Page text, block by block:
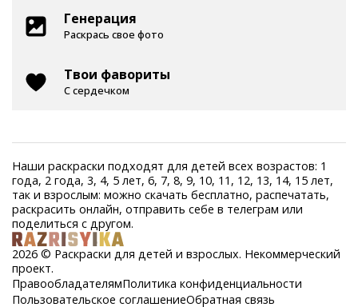
Генерация
Раскрась свое фото
Твои фавориты
С сердечком
Наши раскраски подходят для детей всех возрастов: 1
года, 2 года, 3, 4, 5 лет, 6, 7, 8, 9, 10, 11, 12, 13, 14, 15 лет,
так и взрослым: можно скачать бесплатно, распечатать,
раскрасить онлайн, отправить себе в телеграм или
поделиться с другом.
2026 © Раскраски для детей и взрослых. Некоммерческий
проект.
ПравообладателямПолитика конфиденциальности
Пользовательское соглашениеОбратная связь